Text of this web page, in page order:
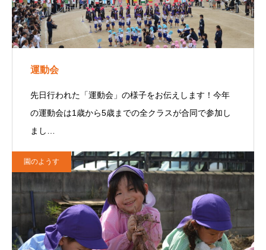
運動会
先日行われた「運動会」の様子をお伝えします！今年
の運動会は1歳から5歳までの全クラスが合同で参加し
まし…
園のようす